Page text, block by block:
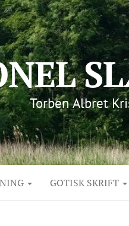
Torben Albret
GOTISK SKRIFT